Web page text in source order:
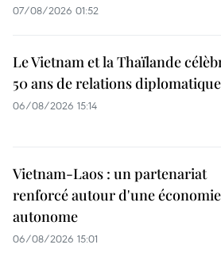
07/08/2026 01:52
Le Vietnam et la Thaïlande
50 ans de relations
06/08/2026 15:14
Vietnam-Laos : un partenariat
renforcé autour d'une économie
autonome
06/08/2026 15:01